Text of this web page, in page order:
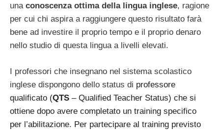
una conoscenza ottima della lingua inglese, ragione
per cui chi aspira a raggiungere questo risultato farà
bene ad investire il proprio tempo e il proprio denaro
nello studio di questa lingua a livelli elevati.
I professori che insegnano nel sistema scolastico
inglese dispongono dello status di professore
qualificato (QTS – Qualified Teacher Status) che si
ottiene dopo avere completato un training specifico
per l’abilitazione. Per partecipare al training previsto